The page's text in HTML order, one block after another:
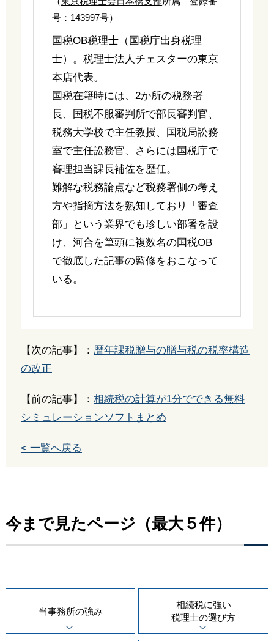
号：143997号）
国税OB税理士（国税庁出身税理
士）。税理士法人チェスターの東京
本店代表。
国税在籍時には、2か所の税務署
長、国税不服審判所で部長審判官、
税務大学校で主任教授、国税局訟務
室で主任訟務官、さらには国税庁で
審理担当課長補佐を歴任。
難解な税務論点など税務署側の考え
方や指摘方法を熟知しており「審査
部」という業界でも珍しい部署を設
け、河合を筆頭に複数名の国税OB
で徹底した記事の監修をおこなって
いる。
【次の記事】： 暦年課税贈与の贈与税の税率構造
の改正
【前の記事】： 相続税の計算が1分でできる無料
シミュレーションソフトまとめ
< 一覧へ戻る
今まで見たページ（最大５件）
当事務所の強み
相続税に強い
税理士の選び方